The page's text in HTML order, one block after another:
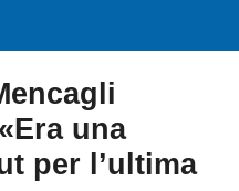
una
per l’ultima